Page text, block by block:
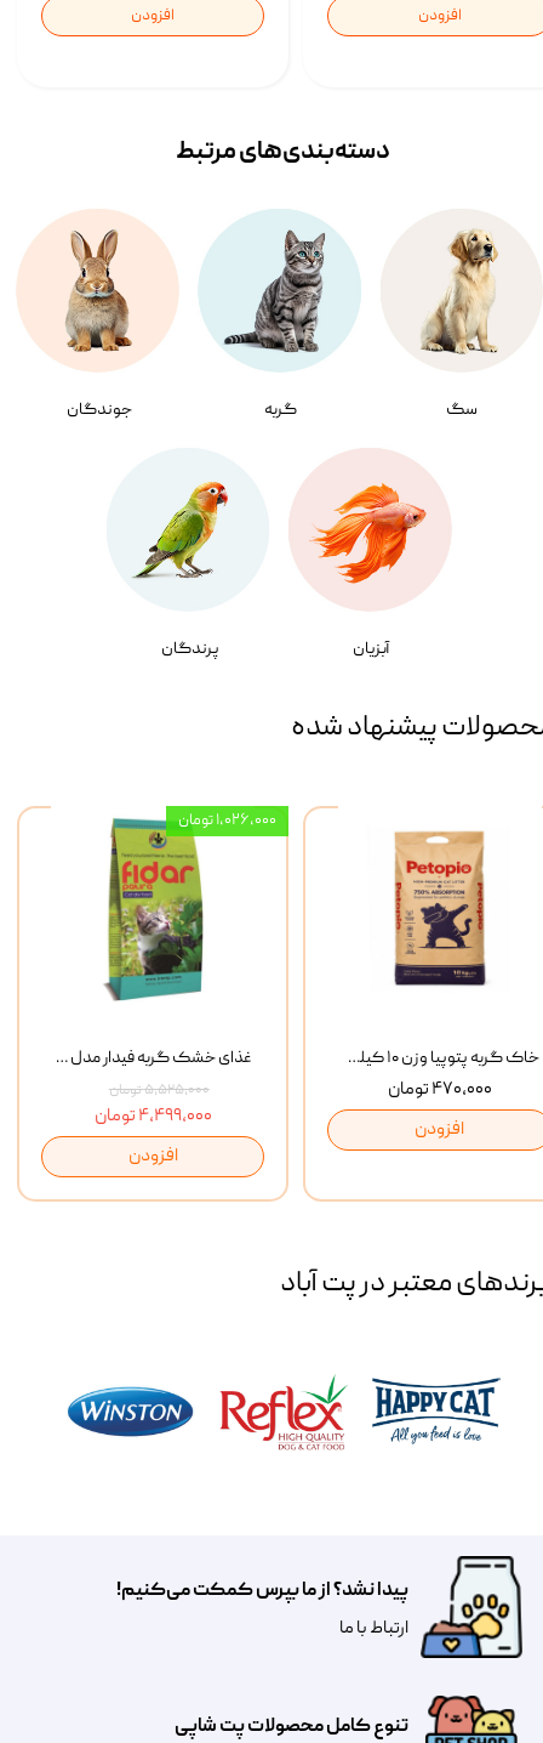
افزودن افزودن
سگ گربه جوندگان
آبزیان پرندگان
دسته‌بندی‌‌های مرتبط
پیشنهاد شده
غذای خشک گربه فیدار مدل Adult وزن 10 کیلوگرم
۵,۵۲۵,۰۰۰ تومان
۴,۴۹۹,۰۰۰ تومان
افزودن
۱,۰۲۶,۰۰۰ تومان
خاک گربه پتوپیا وزن ۱۰ کیلوگرم
۴۷۰,۰۰۰ تومان
افزودن
معتبر در پت آباد
تنوع کامل محصولات پت شاپی
پیدا نشد؟ از ما بپرس کمکت می‌کنیم!
​​​ارتباط با ما